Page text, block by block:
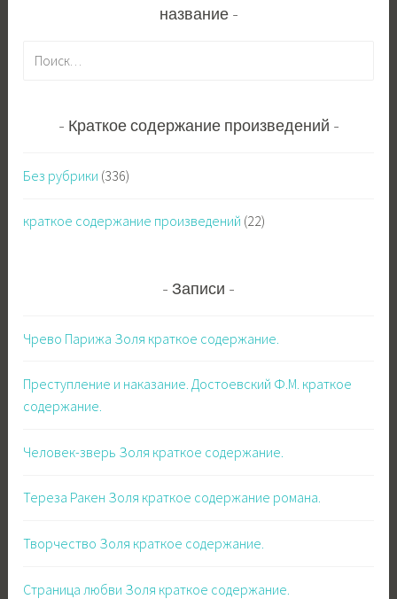
название
Краткое содержание произведений
Без рубрики (336)
краткое содержание произведений (22)
Записи
Чрево Парижа Золя краткое содержание.
Преступление и наказание. Достоевский Ф.М. краткое
содержание.
Человек-зверь Золя краткое содержание.
Тереза Ракен Золя краткое содержание романа.
Творчество Золя краткое содержание.
Страница любви Золя краткое содержание.